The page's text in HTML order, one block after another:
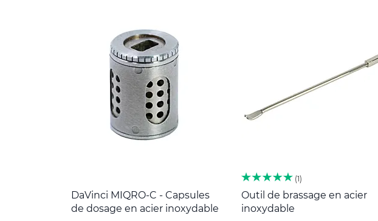
DaVinci MIQRO-C - Capsules
de dosage en acier inoxydable
1
Outil de brassage en acier
inoxydable